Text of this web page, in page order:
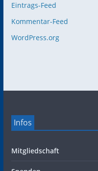
Eintrags-Feed
Kommentar-Feed
WordPress.org
Infos
Mitgliedschaft